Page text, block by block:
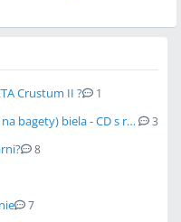
Crustum II ? 1
Pekárnička MOULINEX OW 502330 (aj na bagety) biela - CD s receptami - prosba 3
8
7